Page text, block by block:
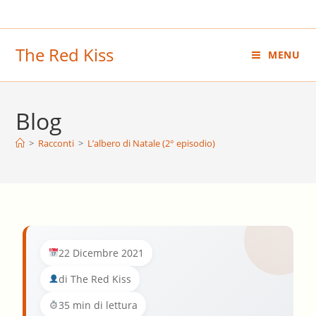
al
The Red Kiss MENU
Blog
> Racconti > L’albero di Natale (2° episodio)
22 Dicembre 2021
di The Red Kiss
35 min di lettura